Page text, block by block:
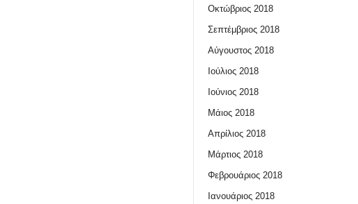
Οκτώβριος 2018
Σεπτέμβριος 2018
Αύγουστος 2018
Ιούλιος 2018
Ιούνιος 2018
Μάιος 2018
Απρίλιος 2018
Μάρτιος 2018
Φεβρουάριος 2018
Ιανουάριος 2018